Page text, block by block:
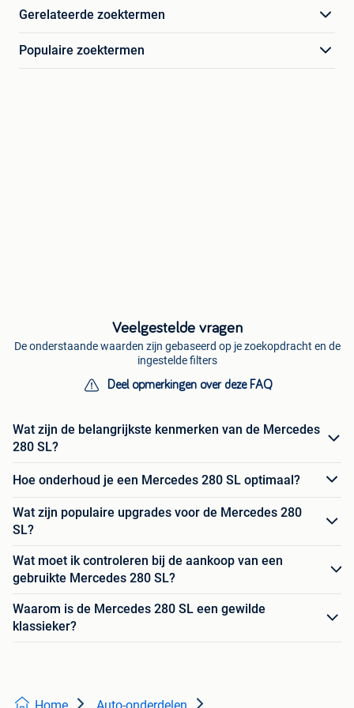
Gerelateerde zoektermen
Populaire zoektermen
Veelgestelde vragen
De onderstaande waarden zijn gebaseerd op je zoekopdracht en de
ingestelde filters
Deel opmerkingen over deze FAQ
Wat zijn de belangrijkste kenmerken van de Mercedes
280 SL?
Hoe onderhoud je een Mercedes 280 SL optimaal?
Wat zijn populaire upgrades voor de Mercedes 280
SL?
Wat moet ik controleren bij de aankoop van een
gebruikte Mercedes 280 SL?
Waarom is de Mercedes 280 SL een gewilde
klassieker?